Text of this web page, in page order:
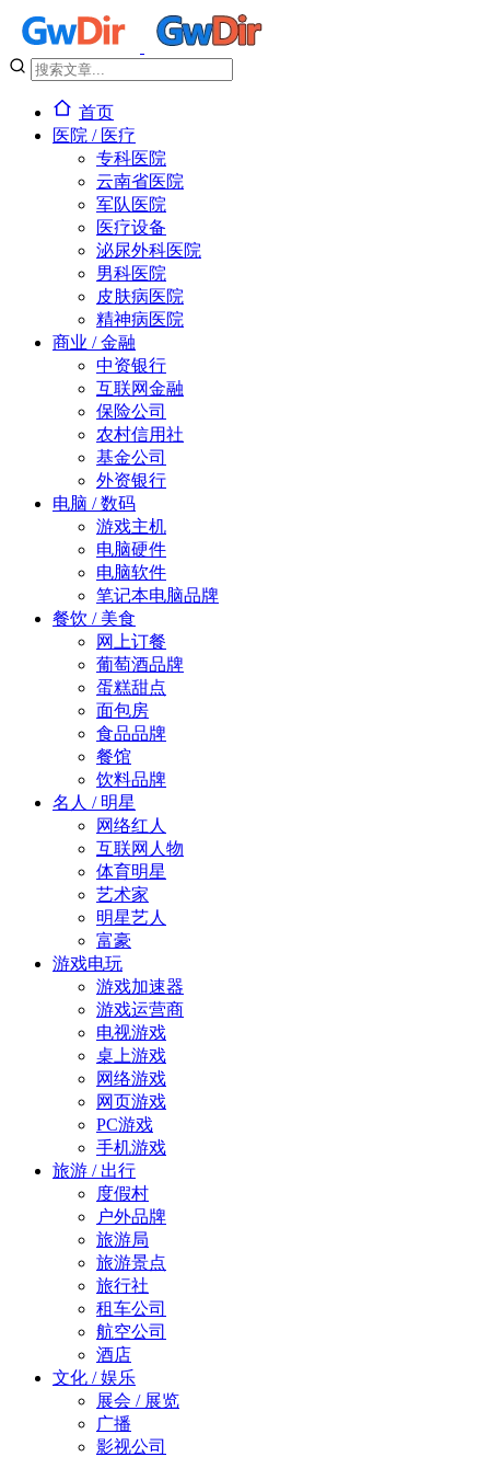
首页
医院 / 医疗
专科医院
云南省医院
军队医院
医疗设备
泌尿外科医院
男科医院
皮肤病医院
精神病医院
商业 / 金融
中资银行
互联网金融
保险公司
农村信用社
基金公司
外资银行
电脑 / 数码
游戏主机
电脑硬件
电脑软件
笔记本电脑品牌
餐饮 / 美食
网上订餐
葡萄酒品牌
蛋糕甜点
面包房
食品品牌
餐馆
饮料品牌
名人 / 明星
网络红人
互联网人物
体育明星
艺术家
明星艺人
富豪
游戏电玩
游戏加速器
游戏运营商
电视游戏
桌上游戏
网络游戏
网页游戏
PC游戏
手机游戏
旅游 / 出行
度假村
户外品牌
旅游局
旅游景点
旅行社
租车公司
航空公司
酒店
文化 / 娱乐
展会 / 展览
广播
影视公司